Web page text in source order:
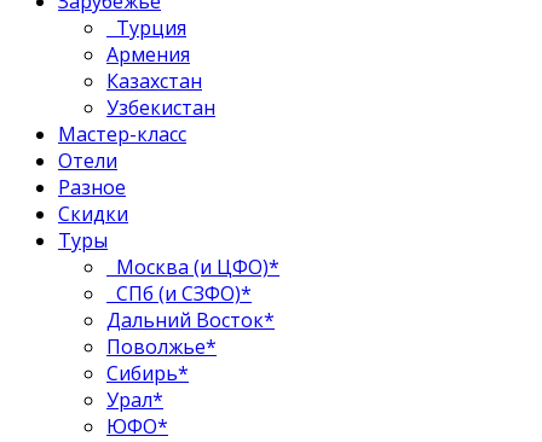
Турция
Армения
Казахстан
Узбекистан
Мастер-класс
Отели
Разное
Скидки
Туры
Москва (и ЦФО)*
СПб (и СЗФО)*
Дальний Восток*
Поволжье*
Сибирь*
Урал*
ЮФО*